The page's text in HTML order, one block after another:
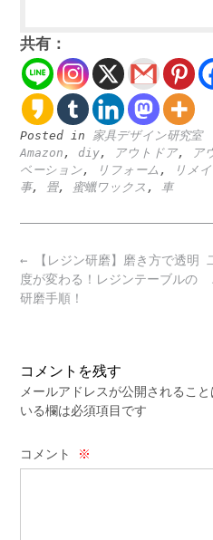
共有：
Posted in 家具デザイン研究室
Amazon , diy, アウトドア, ア
ベーション, リフォーム , リメ
事, 畳, 蜜蠟ワックス , 車
Post
navigation
← 【レジン研磨】磨き方で透明
度が変わる！レジンテーブルの
研磨手順！
コメントを残す
メールアドレスが公開されること
いる欄は必須項目です
コメント ※